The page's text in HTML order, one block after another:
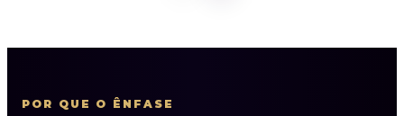
POR QUE O ÊNFASE